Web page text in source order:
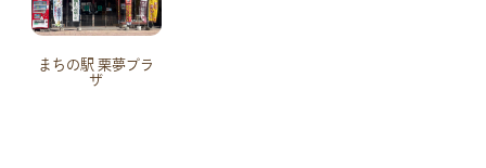
まちの駅 栗夢プラ
ザ